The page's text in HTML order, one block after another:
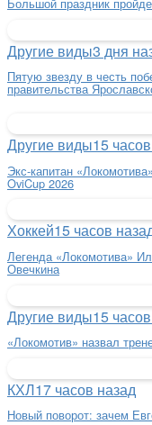
Другие виды3 дня
Пятую звезду в честь
правительства
Другие виды15
Экс-капитан
OviCup 2026
Хоккей15 часов
Легенда «Локомотива»
Овечкина
Другие виды15
«Локомотив» назвал
КХЛ17 часов назад
Новый поворот: зачем